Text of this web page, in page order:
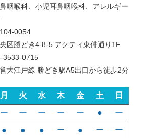
咽喉科、小児耳鼻咽喉科、アレルギー
0054
区勝どき4-8-5 アクティ東仲通り1F
3533-0715
大江戸線 勝どき駅A5出口から徒歩2分